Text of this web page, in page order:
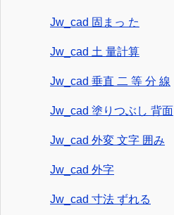
Jw_cad 固まっ た
Jw_cad 土 量計算
Jw_cad 垂直 二 等 分 線
Jw_cad 塗りつぶし 背面
Jw_cad 外変 文字 囲み
Jw_cad 外字
Jw_cad 寸法 ずれる